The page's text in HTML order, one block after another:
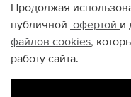
Продолжая
публичной офертой и
файлов cookies,
работу сайта.